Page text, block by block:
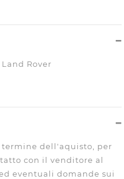
Rover
dell'aquisto, per
con il venditore al
eventuali domande sui